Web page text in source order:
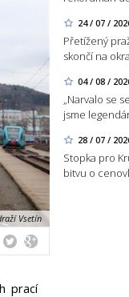
24 / 07 /
Přetížený
skončí na
04 / 08 /
„Narvalo se
jsme
28 / 07 /
Stopka pro
bitvu o
Vsetín
prací